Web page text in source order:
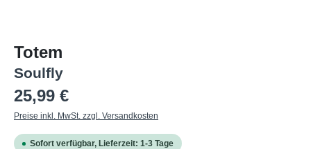
Totem
Soulfly
Regulärer Preis:
25,99 €
Preise inkl. MwSt. zzgl. Versandkosten
Sofort verfügbar, Lieferzeit: 1-3 Tage